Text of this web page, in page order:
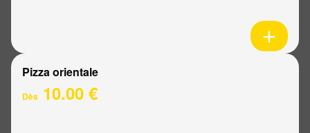
Pizza orientale
Dès 10.00 €